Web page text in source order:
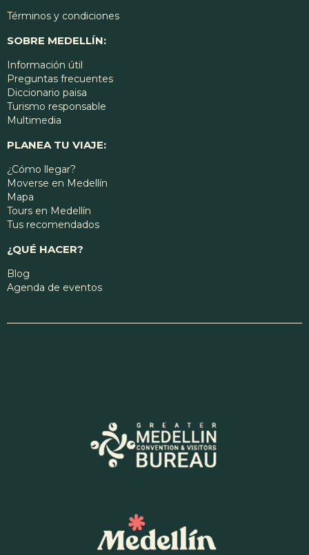
Términos y condiciones
SOBRE MEDELLÍN:
Información útil
Preguntas frecuentes
Diccionario paisa
Turismo responsable
Multimedia
PLANEA TU VIAJE:
¿Cómo llegar?
Moverse en Medellín
Mapa
Tours en Medellín
Tus recomendados
¿QUÉ HACER?
Blog
Agenda de eventos